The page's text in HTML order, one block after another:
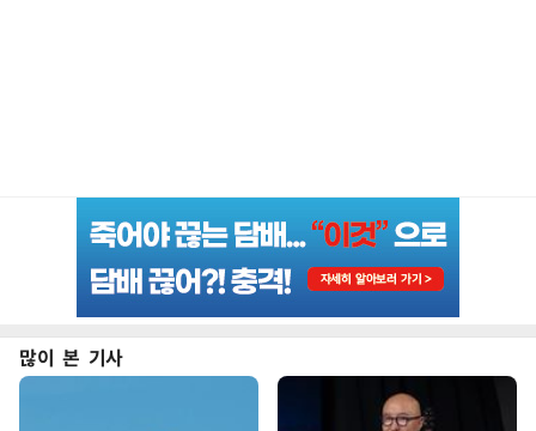
많이 본 기사